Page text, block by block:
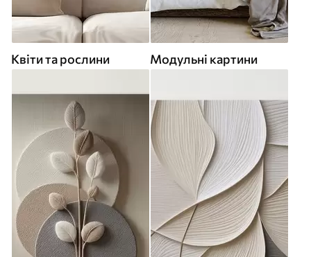
Квіти та рослини Модульні картини